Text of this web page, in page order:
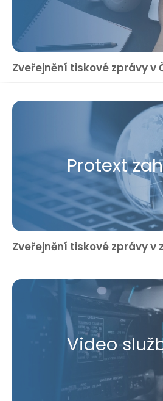
Zveřejnění tiskové zprávy v
Protext
Zveřejnění tiskové zprávy v
Video